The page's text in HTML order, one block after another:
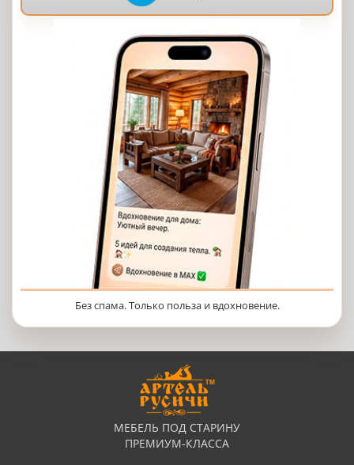
Без спама. Только польза и вдохновение.
МЕБЕЛЬ ПОД СТАРИНУ
ПРЕМИУМ-КЛАССА